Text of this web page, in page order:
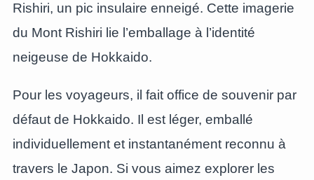
Rishiri, un pic insulaire enneigé. Cette imagerie
du Mont Rishiri lie l’emballage à l’identité
neigeuse de Hokkaido.
Pour les voyageurs, il fait office de souvenir par
défaut de Hokkaido. Il est léger, emballé
individuellement et instantanément reconnu à
travers le Japon. Si vous aimez explorer les